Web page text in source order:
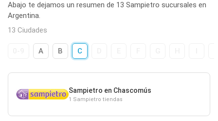
Abajo te dejamos un resumen de 13 Sampietro sucursales en
Argentina.
13 Ciudades
A B C
Sampietro en Chascomús
1 Sampietro tiendas